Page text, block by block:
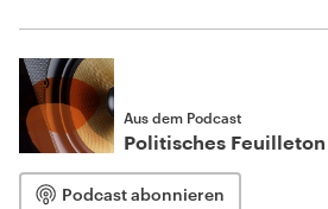
Aus dem Podcast
Politisches Feuilleton
Podcast abonnieren